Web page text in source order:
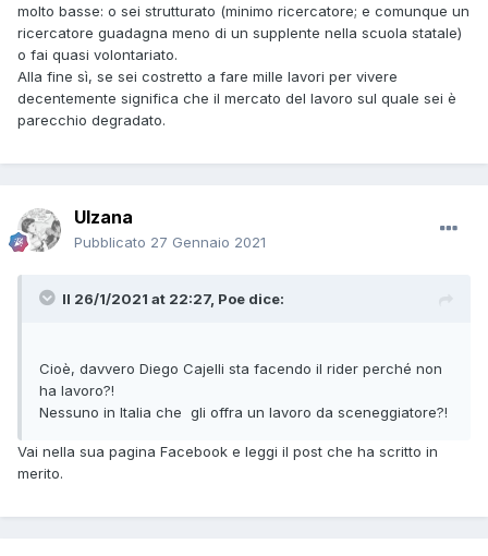
molto basse: o sei strutturato (minimo ricercatore; e comunque un
ricercatore guadagna meno di un supplente nella scuola statale)
o fai quasi volontariato.
Alla fine sì, se sei costretto a fare mille lavori per vivere
decentemente significa che il mercato del lavoro sul quale sei è
parecchio degradato.
Ulzana
Pubblicato 27 Gennaio 2021
Il 26/1/2021 at 22:27, Poe dice:
Cioè, davvero Diego Cajelli sta facendo il rider perché non
ha lavoro?!
Nessuno in Italia che gli offra un lavoro da sceneggiatore?!
Vai nella sua pagina Facebook e leggi il post che ha scritto in
merito.